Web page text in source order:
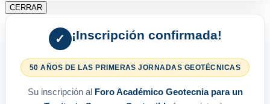
CERRAR
✓ ¡Inscripción confirmada!
50 AÑOS DE LAS PRIMERAS JORNADAS GEOTÉCNICAS
Su inscripción al Foro Académico Geotecnia para un